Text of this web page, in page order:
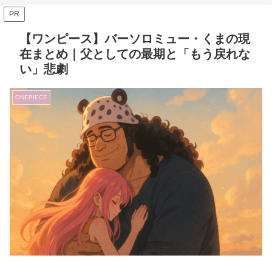
PR
【ワンピース】バーソロミュー・くまの現
在まとめ｜父としての最期と「もう戻れな
い」悲劇
ONEPIECE